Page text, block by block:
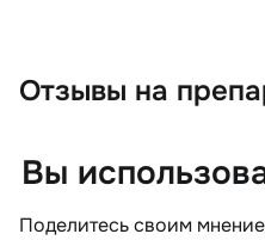
Отзывы на
Вы
Поделитесь своим